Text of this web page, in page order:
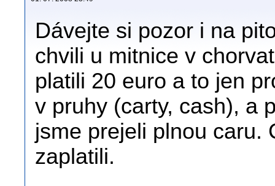
Dávejte si pozor i na
chvili u mitnice v
platili 20 euro a to jen
v pruhy (carty, cash), a
jsme prejeli plnou caru.
zaplatili.